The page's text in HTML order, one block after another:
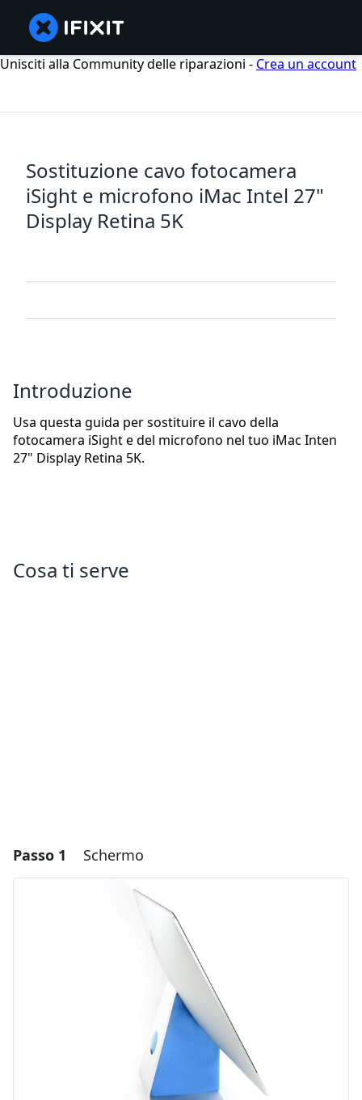
Unisciti alla Community delle riparazioni - Crea un account
Sostituzione cavo fotocamera
iSight e microfono iMac Intel 27"
Display Retina 5K
Introduzione
Usa questa guida per sostituire il cavo della
fotocamera iSight e del microfono nel tuo iMac Inten
27" Display Retina 5K.
Cosa ti serve
Passo 1 Schermo